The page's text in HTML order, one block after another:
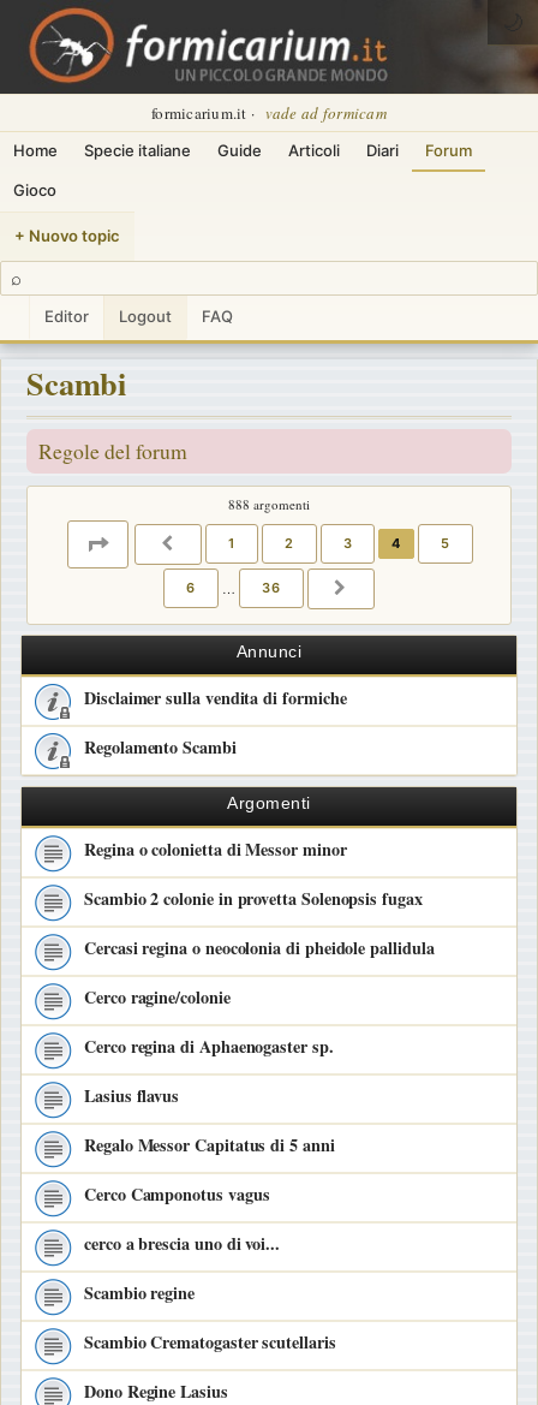
formicarium.it · vade ad formicam
Home Specie italiane Guide Articoli Diari Forum
Gioco
+ Nuovo topic
⌕
Editor Logout FAQ
🌙
Scambi
Regole del forum
888 argomenti
PAGINA4 PRECEDENTE
1 2 3 4 5
6 … 36
Annunci
Disclaimer sulla vendita di formiche
Regolamento Scambi
Argomenti
Regina o colonietta di Messor minor
Scambio 2 colonie in provetta Solenopsis fugax
Cercasi regina o neocolonia di pheidole pallidula
Cerco ragine/colonie
Cerco regina di Aphaenogaster sp.
Lasius flavus
Regalo Messor Capitatus di 5 anni
Cerco Camponotus vagus
cerco a brescia uno di voi...
Scambio regine
Scambio Crematogaster scutellaris
Dono Regine Lasius